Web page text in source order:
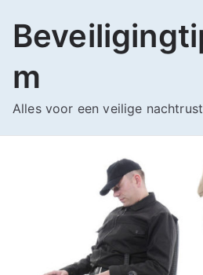
naar
inhoud
m
Alles voor een veilige